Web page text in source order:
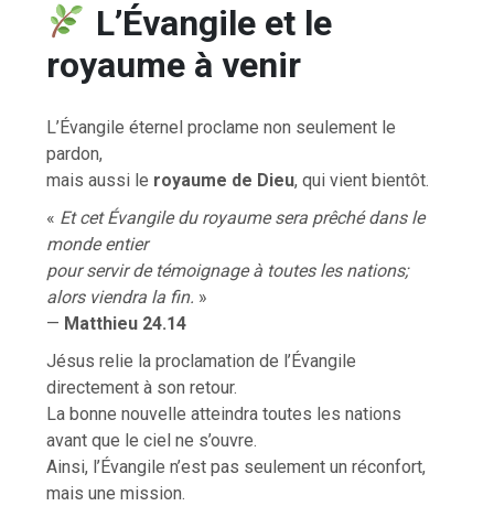
L’Évangile et le
royaume à venir
L’Évangile éternel proclame non seulement le
pardon,
mais aussi le royaume de Dieu, qui vient bientôt.
« Et cet Évangile du royaume sera prêché dans le
monde entier
pour servir de témoignage à toutes les nations;
alors viendra la fin. »
— Matthieu 24.14
Jésus relie la proclamation de l’Évangile
directement à son retour.
La bonne nouvelle atteindra toutes les nations
avant que le ciel ne s’ouvre.
Ainsi, l’Évangile n’est pas seulement un réconfort,
mais une mission.